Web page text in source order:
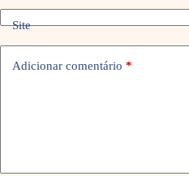
Site
Adicionar comentário *